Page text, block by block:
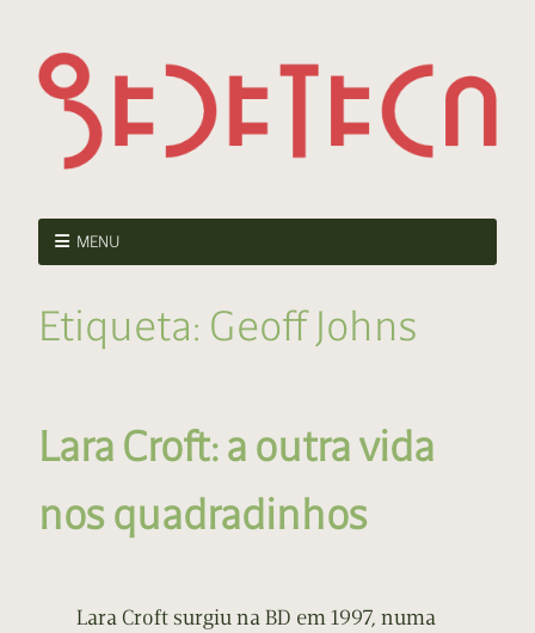
MENU
Etiqueta: Geoff Johns
Lara Croft: a outra vida
nos quadradinhos
Lara Croft surgiu na BD em 1997, numa